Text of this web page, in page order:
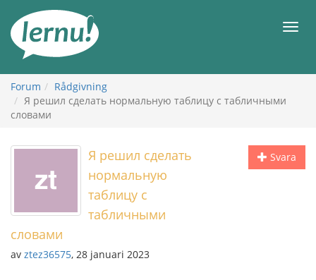
sidans
innehåll
Meny
Forum
Rådgivning
Я решил сделать нормальную таблицу с табличными
словами
Svara
Я решил сделать
нормальную
таблицу с
табличными
словами
av ztez36575, 28 januari 2023